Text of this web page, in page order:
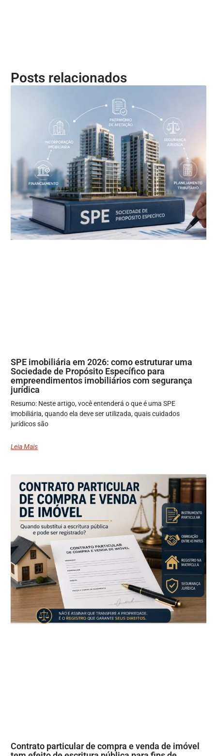
Posts relacionados
SPE imobiliária em 2026: como estruturar uma
Sociedade de Propósito Específico para
empreendimentos imobiliários com segurança
jurídica
Resumo: Neste artigo, você entenderá o que é uma SPE
imobiliária, quando ela deve ser utilizada, quais cuidados
jurídicos são
Leia Mais
Contrato particular de compra e venda de imóvel